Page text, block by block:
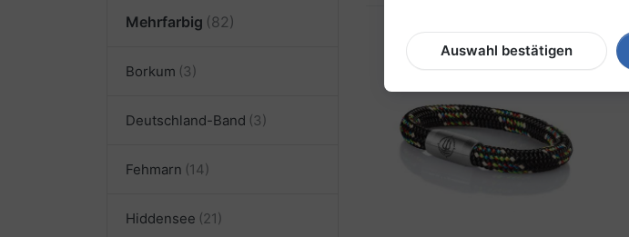
Mehrfarbig
Borkum
Deutschland-Band
Fehmarn
Hiddensee
Auswahl bestätigen